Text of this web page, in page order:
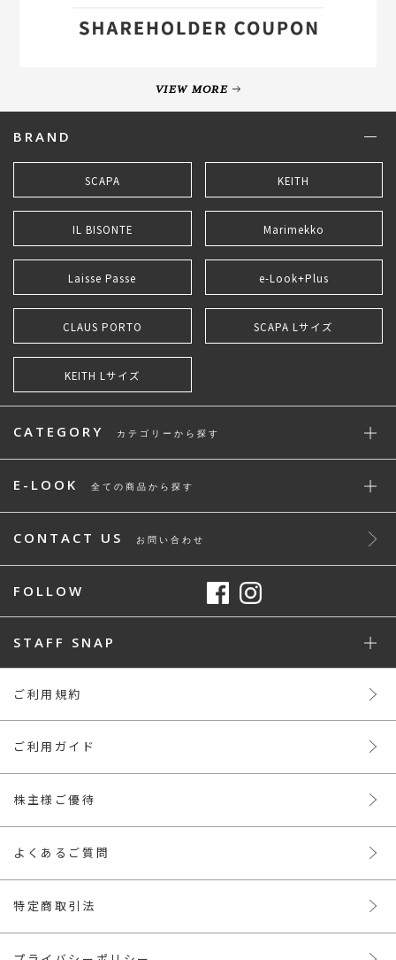
VIEW MORE
BRAND
SCAPA KEITH
IL BISONTE Marimekko
Laisse Passe e-Look+Plus
CLAUS PORTO SCAPA Lサイズ
KEITH Lサイズ
CATEGORY カテゴリーから探す
E-LOOK 全ての商品から探す
CONTACT US お問い合わせ
FOLLOW
STAFF SNAP
ご利用規約
ご利用ガイド
株主様ご優待
よくあるご質問
特定商取引法